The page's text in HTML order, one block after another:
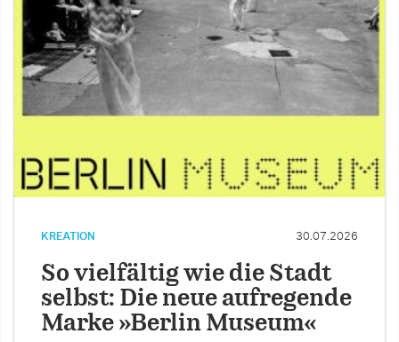
KREATION 30.07.2026
So vielfältig wie die Stadt
selbst: Die neue aufregende
Marke »Berlin Museum«